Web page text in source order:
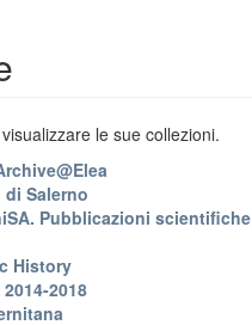
le sue collezioni.
Salerno
Pubblicazioni scientifiche
History
2018